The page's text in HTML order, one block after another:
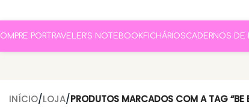
POR TRAVELER’S NOTEBOOKFICHÁRIOSCADERNOS DE
INÍCIO/LOJA/PRODUTOS MARCADOS COM A TAG “BE